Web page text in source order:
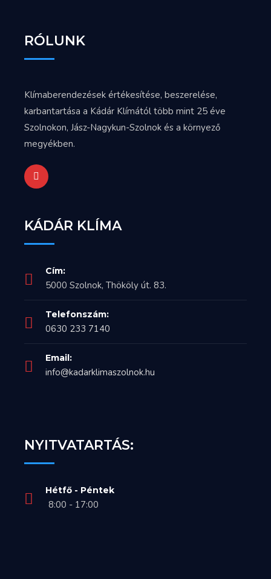
RÓLUNK
Klímaberendezések értékesítése, beszerelése,
karbantartása a Kádár Klímától több mint 25 éve
Szolnokon, Jász-Nagykun-Szolnok és a környező
megyékben.
KÁDÁR KLÍMA
Cím:
5000 Szolnok, Thököly út. 83.
Telefonszám:
0630 233 7140
Email:
info@kadarklimaszolnok.hu
NYITVATARTÁS:
Hétfő - Péntek
8:00 - 17:00